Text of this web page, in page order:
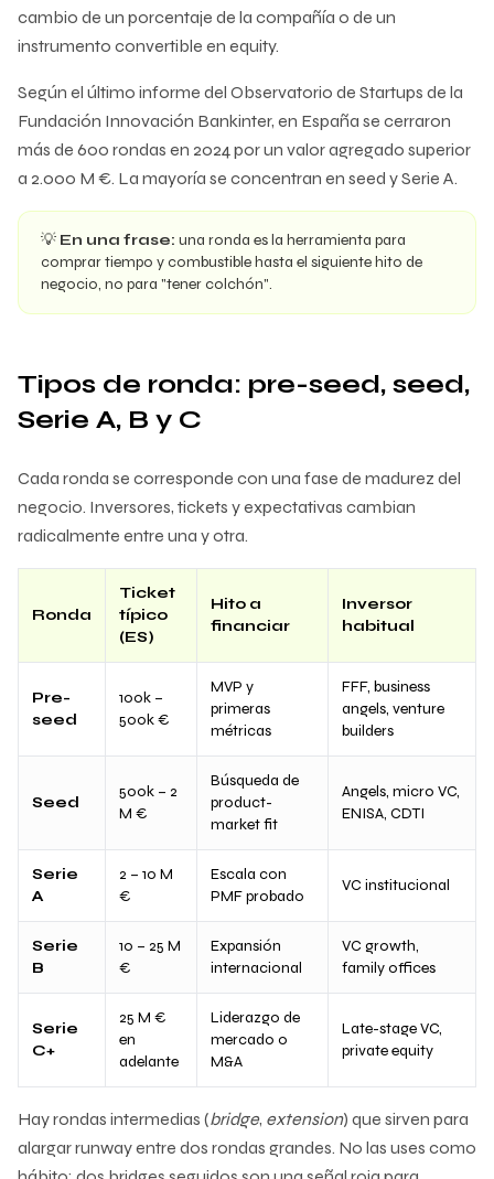
cambio de un porcentaje de la compañía o de un
instrumento convertible en equity.
Según el último informe del Observatorio de Startups de la
Fundación Innovación Bankinter, en España se cerraron
más de 600 rondas en 2024 por un valor agregado superior
a 2.000 M €. La mayoría se concentran en seed y Serie A.
💡 En una frase: una ronda es la herramienta para
comprar tiempo y combustible hasta el siguiente hito de
negocio, no para "tener colchón".
Tipos de ronda: pre-seed, seed,
Serie A, B y C
Cada ronda se corresponde con una fase de madurez del
negocio. Inversores, tickets y expectativas cambian
radicalmente entre una y otra.
Ronda
Ticket
típico
(ES)
Hito a
financiar
Inversor
habitual
Pre-
seed
100k –
500k €
MVP y
primeras
métricas
FFF, business
angels, venture
builders
Seed
500k – 2
M €
Búsqueda de
product-
market fit
Angels, micro VC,
ENISA, CDTI
Serie
A
2 – 10 M
€
Escala con
PMF probado
VC institucional
Serie
B
10 – 25 M
€
Expansión
internacional
VC growth,
family offices
Serie
C+
25 M €
en
adelante
Liderazgo de
mercado o
M&A
Late-stage VC,
private equity
Hay rondas intermedias (bridge, extension) que sirven para
alargar runway entre dos rondas grandes. No las uses como